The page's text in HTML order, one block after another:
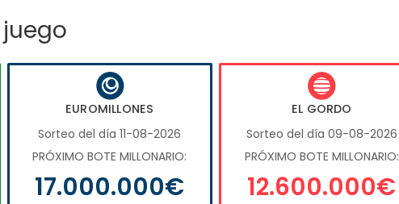
EUROMILLONES
Sorteo del día 11-08-2026
PRÓXIMO BOTE MILLONARIO:
17.000.000€
EL GORDO
Sorteo del día 09-08-2026
PRÓXIMO BOTE MILLONARIO:
12.600.000€